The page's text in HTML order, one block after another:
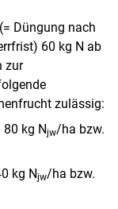
Düngung nach
60 kg N ab
zur
zulässig:
kg Njw/ha bzw.
kg Njw/ha bzw.